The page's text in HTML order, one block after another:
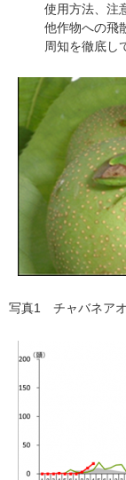
使用方法、注
他作物への飛
周知を徹底し
写真1 チャバネアオ